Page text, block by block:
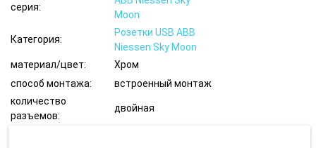
серия:
Moon
Категория:
Розетки USB ABB
Niessen Sky Moon
материал/цвет:
Хром
способ монтажа:
встроенный монтаж
количество
разъемов:
двойная